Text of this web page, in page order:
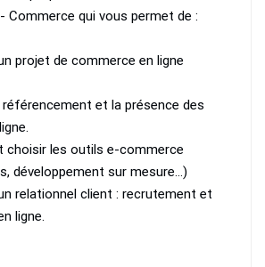
Commerce qui vous permet de :
projet de commerce en ligne
et la présence des
choisir les outils e-commerce
développement sur mesure...)
relationnel client : recrutement et
ligne.